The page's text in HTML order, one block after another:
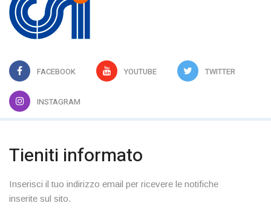
FACEBOOK YOUTUBE TWITTER
INSTAGRAM
Tieniti informato
Inserisci il tuo indirizzo email per ricevere le notifiche
inserite sul sito.